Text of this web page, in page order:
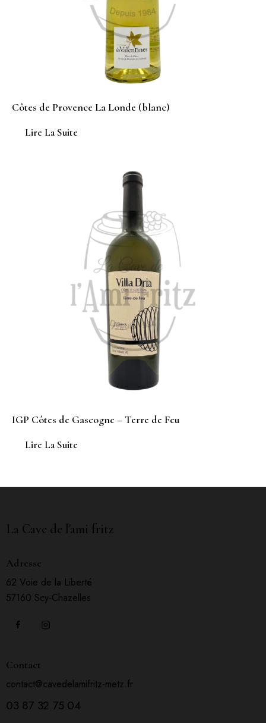
Côtes de Provence La Londe (blanc)
Lire La Suite
IGP Côtes de Gascogne – Terre de Feu
Lire La Suite
La Cave de l'ami fritz
Adresse
62 Voie de la Liberté
57160 Scy-Chazelles
Contact
contact@cavedelamifritz-metz.fr
03 87 32 75 04